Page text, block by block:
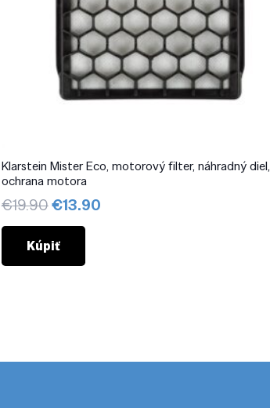
Klarstein Mister Eco, motorový filter, náhradný diel,
ochrana motora
€19.90Pôvodná
cena
bola:
€19.90.
€13.90Aktuálna
Kúpiť